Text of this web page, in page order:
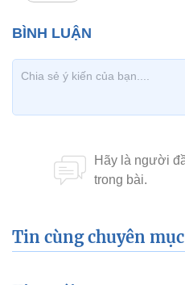
Tin cùng chuyên mục